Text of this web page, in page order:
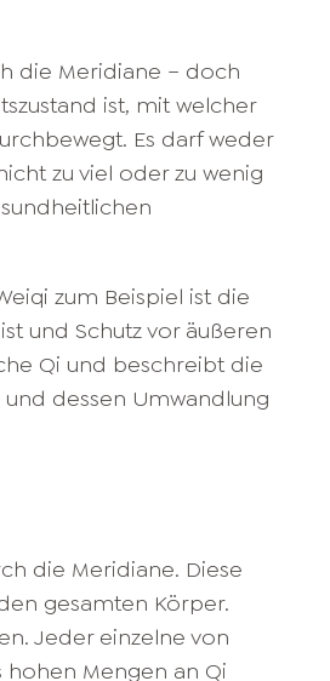
die Meridiane – doch
ist, mit welcher
Es darf weder
zu viel oder zu wenig
zum Beispiel ist die
und Schutz vor äußeren
Qi und beschreibt die
dessen Umwandlung
die Meridiane. Diese
gesamten Körper.
Jeder einzelne von
Mengen an Qi